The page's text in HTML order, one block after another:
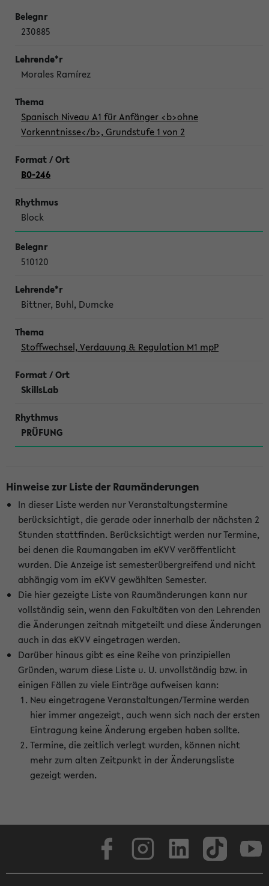
230885
Morales Ramírez
Spanisch Niveau A1 für Anfänger <b>ohne
Vorkenntnisse</b>, Grundstufe 1 von 2
B0-246
Block
510120
Bittner, Buhl, Dumcke
Stoffwechsel, Verdauung & Regulation M1 mpP
SkillsLab
PRÜFUNG
Hinweise zur Liste der Raumänderungen
In dieser Liste werden nur Veranstaltungstermine
berücksichtigt, die gerade oder innerhalb der nächsten 2
Stunden stattfinden. Berücksichtigt werden nur Termine,
bei denen die Raumangaben im eKVV veröffentlicht
wurden. Die Anzeige ist semesterübergreifend und nicht
abhängig vom im eKVV gewählten Semester.
Die hier gezeigte Liste von Raumänderungen kann nur
vollständig sein, wenn den Fakultäten von den Lehrenden
die Änderungen zeitnah mitgeteilt und diese Änderungen
auch in das eKVV eingetragen werden.
Darüber hinaus gibt es eine Reihe von prinzipiellen
Gründen, warum diese Liste u. U. unvollständig bzw. in
einigen Fällen zu viele Einträge aufweisen kann:
Neu eingetragene Veranstaltungen/Termine werden
hier immer angezeigt, auch wenn sich nach der ersten
Eintragung keine Änderung ergeben haben sollte.
Termine, die zeitlich verlegt wurden, können nicht
mehr zum alten Zeitpunkt in der Änderungsliste
gezeigt werden.